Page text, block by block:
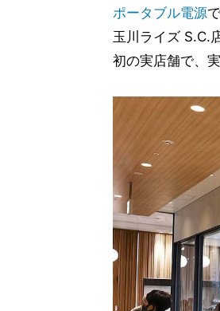
ポータブル電源
玉川ライズ S.C.
初の実店舗で、